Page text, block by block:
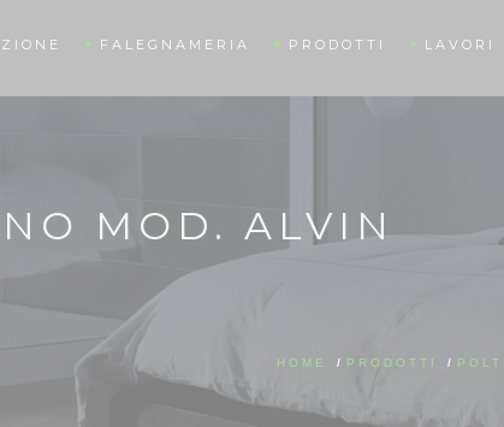
FALEGNAMERIA PRODOTTI LAVORI
MOD. ALVIN
HOME / PRODOTTI /